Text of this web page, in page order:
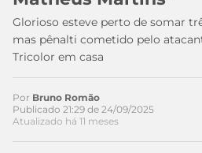
SITES
DE
APOSTAS
2026
CÓDIGO
PROMOCIONAL
TIMES
MEU
TIME
CAMPEONATOS
BRASILEIRÃO
MÍDIA
Glorioso esteve perto de somar
mas pênalti cometido pelo
Tricolor em casa
Por Bruno Romão
Publicado 21:29 de 24/09/2025
Atualizado há 11 meses